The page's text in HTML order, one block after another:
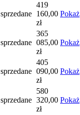
sprzedane
419
160,00
zł
Pokaż
sprzedane
365
085,00
zł
Pokaż
sprzedane
405
090,00
zł
Pokaż
sprzedane
580
320,00
zł
Pokaż